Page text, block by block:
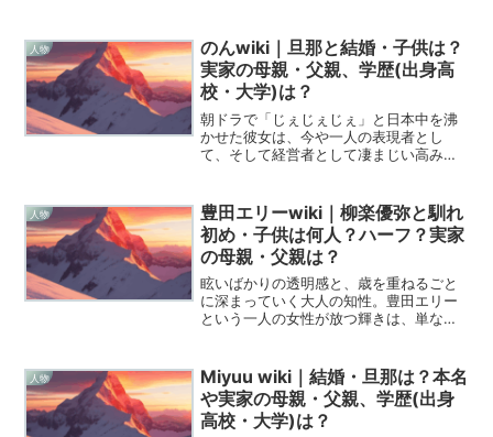
改めてその偉大さと、彼女が遺した「森
ファミリー」の絆...
人物
のんwiki｜旦那と結婚・子供は？
実家の母親・父親、学歴(出身高
校・大学)は？
朝ドラで「じぇじぇじぇ」と日本中を沸
かせた彼女は、今や一人の表現者とし
て、そして経営者として凄まじい高みへ
はWikipediaよりも詳しく、彼女のこれま
での軌跡と現在の...
人物
豊田エリーwiki｜柳楽優弥と馴れ
初め・子供は何人？ハーフ？実家
の母親・父親は？
眩いばかりの透明感と、歳を重ねるごと
に深まっていく大人の知性。豊田エリー
という一人の女性が放つ輝きは、単なる
ちています。彼女が歩んできた道のり
は、決して平坦なだけではな...
人物
Miyuu wiki｜結婚・旦那は？本名
や実家の母親・父親、学歴(出身
高校・大学)は？